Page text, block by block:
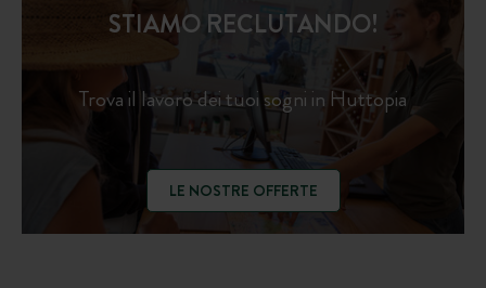
STIAMO RECLUTANDO!
Trova il lavoro dei tuoi sogni in Huttopia
LE NOSTRE OFFERTE